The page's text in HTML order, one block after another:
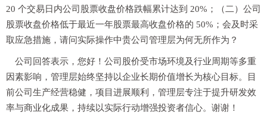
20 个交易日内公司股票收盘价格跌幅累计达到 20%；（二）公司
股票收盘价格低于最近一年股票最高收盘价格的 50%；会及时采
取应急措施，请问实际操作中贵公司管理层为何无所作为？
公司回答表示，您好！公司股价受市场环境及行业周期等多重
因素影响，管理层始终坚持以企业长期价值增长为核心目标。目
前公司生产经营稳健，项目进展顺利，管理层专注于提升研发效
率与商业化成果，持续以实际行动增强投资者信心。谢谢！